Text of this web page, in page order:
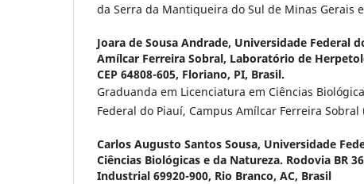
da Serra da Mantiqueira do Sul de Minas Gerais
Joara de Sousa Andrade, Universidade Federal
Amílcar Ferreira Sobral, Laboratório de
CEP 64808-605, Floriano, PI, Brasil.
Graduanda em Licenciatura em Ciências
Federal do Piauí, Campus Amílcar Ferreira Sobral
Carlos Augusto Santos Sousa, Universidade
Ciências Biológicas e da Natureza. Rodovia BR
Industrial 69920-900, Rio Branco, AC, Brasil